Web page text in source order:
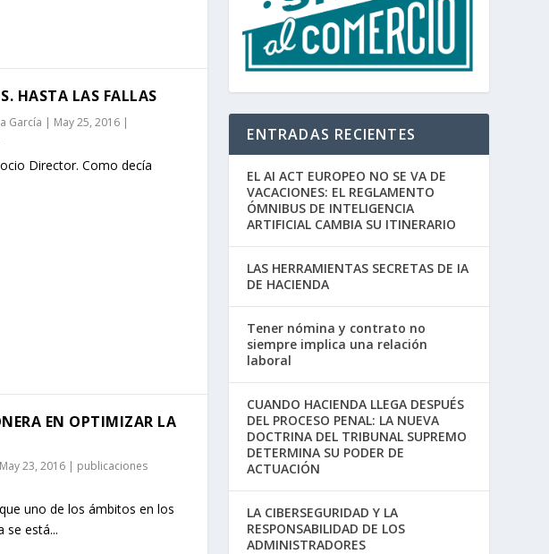
HASTA LAS FALLAS
García | May 25, 2016|
Director. Como decía
EN OPTIMIZAR LA
May 23, 2016| publicaciones
uno de los ámbitos en los
se está...
ENTRADAS RECIENTES
EL AI ACT EUROPEO NO SE VA DE
VACACIONES: EL REGLAMENTO
ÓMNIBUS DE INTELIGENCIA
ARTIFICIAL CAMBIA SU ITINERARIO
LAS HERRAMIENTAS SECRETAS DE IA
DE HACIENDA
Tener nómina y contrato no
siempre implica una relación
laboral
CUANDO HACIENDA LLEGA DESPUÉS
DEL PROCESO PENAL: LA NUEVA
DOCTRINA DEL TRIBUNAL SUPREMO
DETERMINA SU PODER DE
ACTUACIÓN
LA CIBERSEGURIDAD Y LA
RESPONSABILIDAD DE LOS
ADMINISTRADORES